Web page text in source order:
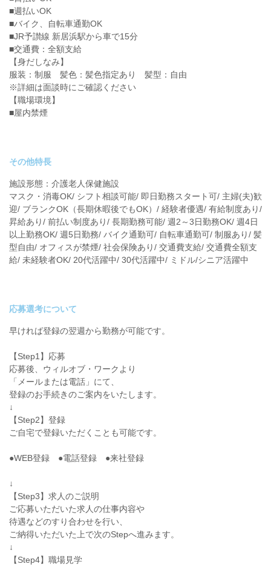
■週払いOK
■バイク、自転車通勤OK
■JR予讃線 新居浜駅から車で15分
■交通費：全額支給
【身だしなみ】
服装：制服 髪色：髪色指定あり 髪型：自由
※詳細は面談時にご確認ください
【職場環境】
■屋内禁煙
その他特長
施設形態：介護老人保健施設
マスク・消毒OK/ シフト相談可能/ 即日勤務スタート可/ 主婦(夫)歓
迎/ ブランクOK（長期休暇後でもOK）/ 経験者優遇/ 有給制度あり/
昇給あり/ 前払い制度あり/ 長期勤務可能/ 週2～3日勤務OK/ 週4日
以上勤務OK/ 週5日勤務/ バイク通勤可/ 自転車通勤可/ 制服あり/ 髪
型自由/ オフィスが禁煙/ 社会保険あり/ 交通費支給/ 交通費全額支
給/ 未経験者OK/ 20代活躍中/ 30代活躍中/ ミドル/シニア活躍中
応募選考について
早ければ登録の翌週から勤務が可能です。
【Step1】応募
応募後、ウィルオブ・ワークより
「メールまたは電話」にて、
登録のお手続きのご案内をいたします。
↓
【Step2】登録
ご自宅で登録いただくことも可能です。
●WEB登録 ●電話登録 ●来社登録
↓
【Step3】求人のご説明
ご応募いただいた求人の仕事内容や
待遇などのすり合わせを行い、
ご納得いただいた上で次のStepへ進みます。
↓
【Step4】職場見学